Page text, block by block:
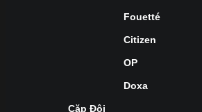
Fouetté
Citizen
OP
Doxa
Cặp Đôi